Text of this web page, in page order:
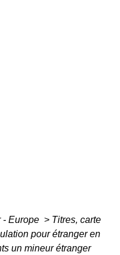
- Europe > Titres, carte
pour étranger en
un mineur étranger